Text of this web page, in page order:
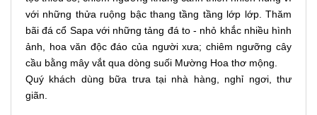
với những thửa ruộng bậc thang tầng tầng lớp lớp. Thăm
bãi đá cổ Sapa với những tảng đá to - nhỏ khắc nhiều hình
ảnh, hoa văn độc đáo của người xưa; chiêm ngưỡng cây
cầu bằng mây vắt qua dòng suối Mường Hoa thơ mộng.
Quý khách dùng bữa trưa tại nhà hàng, nghỉ ngơi, thư
giãn.